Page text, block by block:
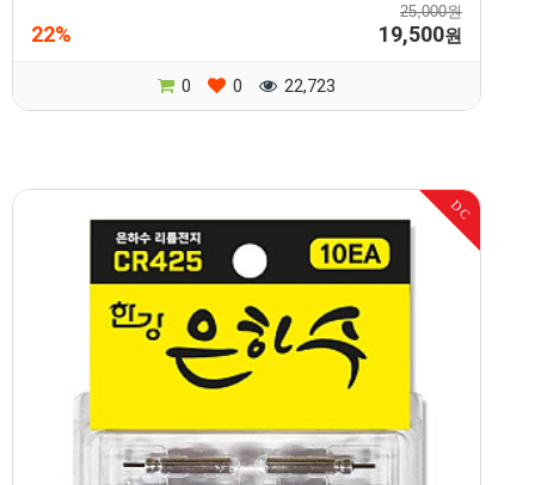
25,000원
22% 19,500원
0 0 22,723
DC